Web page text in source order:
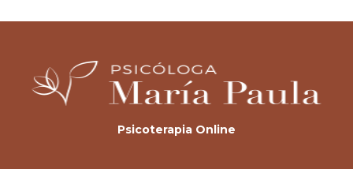
Psicoterapia Online